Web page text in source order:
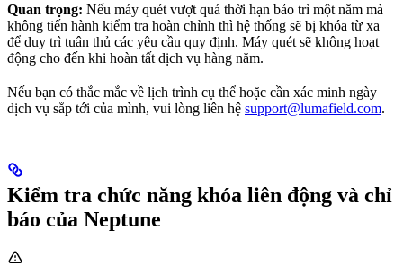
Quan trọng: Nếu máy quét vượt quá thời hạn bảo trì một năm mà
không tiến hành kiểm tra hoàn chỉnh thì hệ thống sẽ bị khóa từ xa
để duy trì tuân thủ các yêu cầu quy định. Máy quét sẽ không hoạt
động cho đến khi hoàn tất dịch vụ hàng năm.
Nếu bạn có thắc mắc về lịch trình cụ thể hoặc cần xác minh ngày
dịch vụ sắp tới của mình, vui lòng liên hệ support@lumafield.com.
Kiểm tra chức năng khóa liên động và chỉ
báo của Neptune